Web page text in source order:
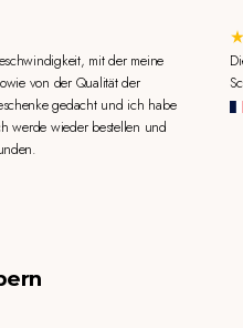
mit der meine
von der Qualität der
gedacht und ich habe
werde wieder bestellen und